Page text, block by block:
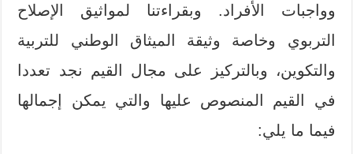
وواجبات الأفراد. وبقراءتنا لمواثيق الإصلاح
التربوي وخاصة وثيقة الميثاق الوطني للتربية
والتكوين، وبالتركيز على مجال القيم نجد تعددا
في القيم المنصوص عليها والتي يمكن إجمالها
فيما ما يلي: